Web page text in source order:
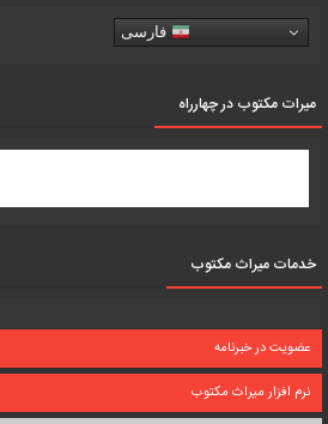
فارسی
میرات مکتوب در چهارراه
خدمات میراث مکتوب
عضویت در خبرنامه
نرم افزار میراث مکتوب